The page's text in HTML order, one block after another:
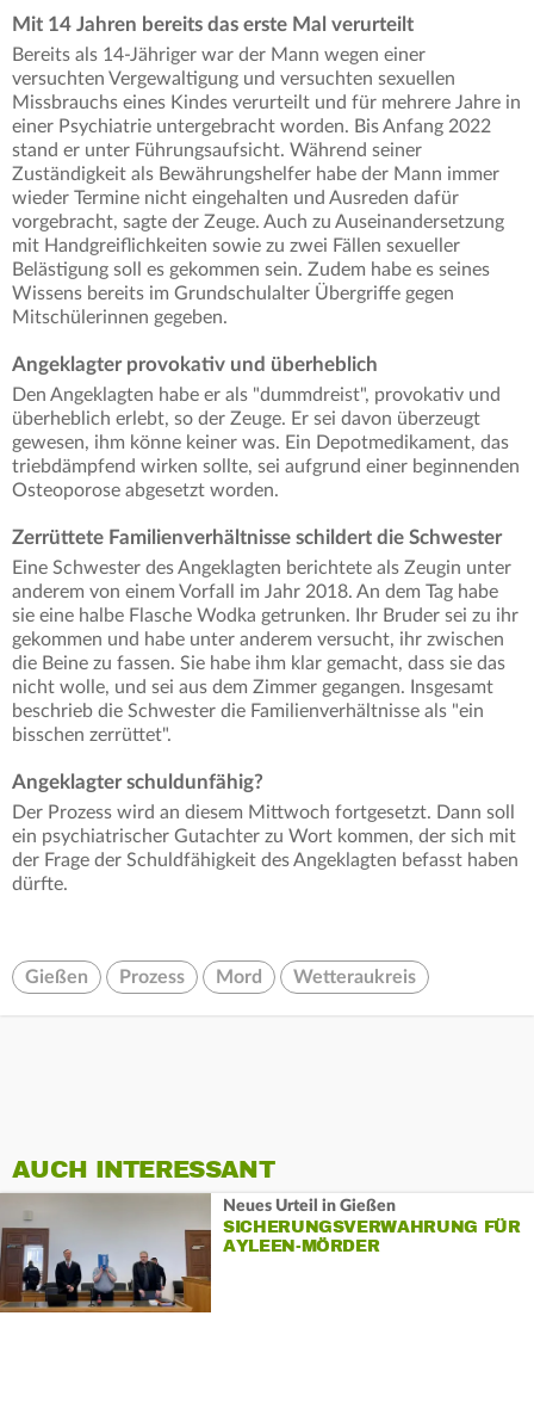
Mit 14 Jahren bereits das erste Mal verurteilt
Bereits als 14-Jähriger war der Mann wegen einer
versuchten Vergewaltigung und versuchten sexuellen
Missbrauchs eines Kindes verurteilt und für mehrere Jahre in
einer Psychiatrie untergebracht worden. Bis Anfang 2022
stand er unter Führungsaufsicht. Während seiner
Zuständigkeit als Bewährungshelfer habe der Mann immer
wieder Termine nicht eingehalten und Ausreden dafür
vorgebracht, sagte der Zeuge. Auch zu Auseinandersetzung
mit Handgreiflichkeiten sowie zu zwei Fällen sexueller
Belästigung soll es gekommen sein. Zudem habe es seines
Wissens bereits im Grundschulalter Übergriffe gegen
Mitschülerinnen gegeben.
Angeklagter provokativ und überheblich
Den Angeklagten habe er als "dummdreist", provokativ und
überheblich erlebt, so der Zeuge. Er sei davon überzeugt
gewesen, ihm könne keiner was. Ein Depotmedikament, das
triebdämpfend wirken sollte, sei aufgrund einer beginnenden
Osteoporose abgesetzt worden.
Zerrüttete Familienverhältnisse schildert die Schwester
Eine Schwester des Angeklagten berichtete als Zeugin unter
anderem von einem Vorfall im Jahr 2018. An dem Tag habe
sie eine halbe Flasche Wodka getrunken. Ihr Bruder sei zu ihr
gekommen und habe unter anderem versucht, ihr zwischen
die Beine zu fassen. Sie habe ihm klar gemacht, dass sie das
nicht wolle, und sei aus dem Zimmer gegangen. Insgesamt
beschrieb die Schwester die Familienverhältnisse als "ein
bisschen zerrüttet".
Angeklagter schuldunfähig?
Der Prozess wird an diesem Mittwoch fortgesetzt. Dann soll
ein psychiatrischer Gutachter zu Wort kommen, der sich mit
der Frage der Schuldfähigkeit des Angeklagten befasst haben
dürfte.
Gießen Prozess Mord Wetteraukreis
AUCH INTERESSANT
Neues Urteil in Gießen
SICHERUNGSVERWAHRUNG FÜR
AYLEEN-MÖRDER